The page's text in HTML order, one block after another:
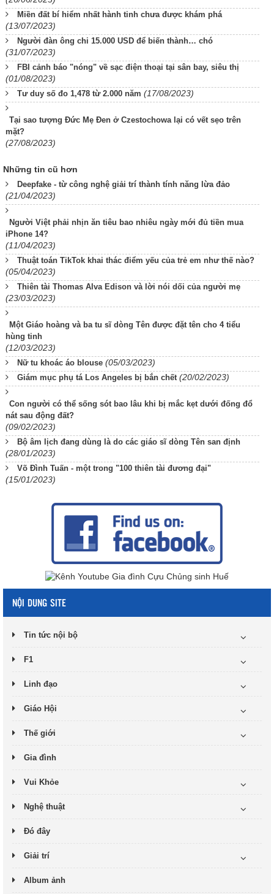
Miền đất bí hiểm nhất hành tinh chưa được khám phá
(13/07/2023)
Người đàn ông chi 15.000 USD để biến thành… chó
(31/07/2023)
FBI cảnh báo "nóng" về sạc điện thoại tại sân bay, siêu thị
(01/08/2023)
Tư duy số đo 1,478 từ 2.000 năm (17/08/2023)
Tại sao tượng Đức Mẹ Đen ở Czestochowa lại có vết sẹo trên
mặt?
(27/08/2023)
Những tin cũ hơn
Deepfake - từ công nghệ giải trí thành tính năng lừa đảo
(21/04/2023)
Người Việt phải nhịn ăn tiêu bao nhiêu ngày mới đủ tiền mua
iPhone 14?
(11/04/2023)
Thuật toán TikTok khai thác điểm yếu của trẻ em như thế nào?
(05/04/2023)
Thiên tài Thomas Alva Edison và lời nói dối của người mẹ
(23/03/2023)
Một Giáo hoàng và ba tu sĩ dòng Tên được đặt tên cho 4 tiểu
hùng tinh
(12/03/2023)
Nữ tu khoác áo blouse (05/03/2023)
Giám mục phụ tá Los Angeles bị bắn chết (20/02/2023)
Con người có thể sống sót bao lâu khi bị mắc kẹt dưới đống đổ
nát sau động đất?
(09/02/2023)
Bộ âm lịch đang dùng là do các giáo sĩ dòng Tên san định
(28/01/2023)
Võ Đình Tuấn - một trong "100 thiên tài đương đại"
(15/01/2023)
NỘI DUNG SITE
Tin tức nội bộ
F1
Linh đạo
Giáo Hội
Thế giới
Gia đình
Vui Khỏe
Nghệ thuật
Đó đây
Giải trí
Album ảnh